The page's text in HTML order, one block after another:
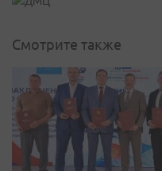
Смотрите также